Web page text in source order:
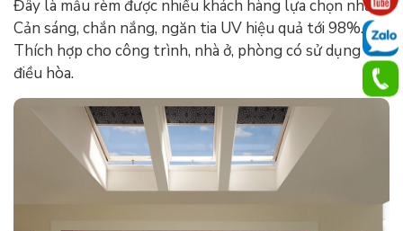
Đây là mẫu rèm được nhiều khách hàng lựa chọn nhất.
Cản sáng, chắn nắng, ngăn tia UV hiệu quả tới 98%.
Thích hợp cho công trình, nhà ở, phòng có sử dụng
điều hòa.